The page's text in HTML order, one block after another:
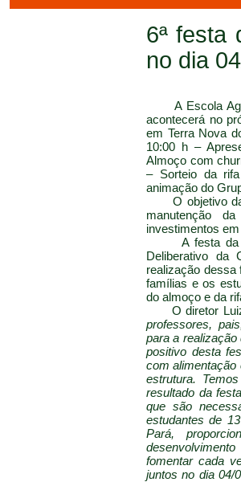
6ª festa
no dia
A Escola
acontecerá no
em Terra Nova
10:00 h –
Almoço com
– Sorteio da
animação do
O objetivo da
manutenção
investimentos
A festa da
Deliberativo da
realização dessa
famílias e os
do almoço e da
O diretor
professores,
para a
positivo desta
com alimentação
estrutura.
resultado da
que são
estudantes de
Pará,
fomentar cada
juntos no dia 04/